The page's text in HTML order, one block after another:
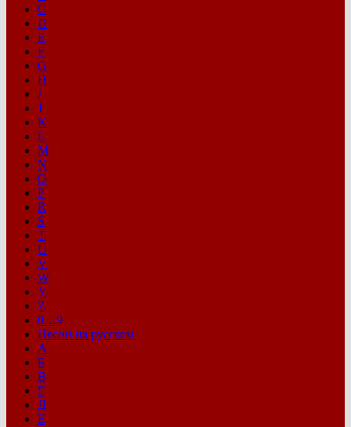
C
D
E
F
G
H
I
J
K
L
M
N
O
P
R
S
T
U
V
W
Y
Z
0…9
Песни на русском
А
Б
В
Г
Д
Е